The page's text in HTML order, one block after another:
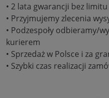
• 2 lata gwarancji bez
• Przyjmujemy zlecenia
• Podzespoły odbieramy/
kurierem
• Sprzedaż w Polsce i za
• Szybki czas realizacji